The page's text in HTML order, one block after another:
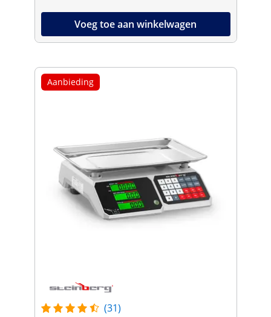
Voeg toe aan winkelwagen
Aanbieding
(31)